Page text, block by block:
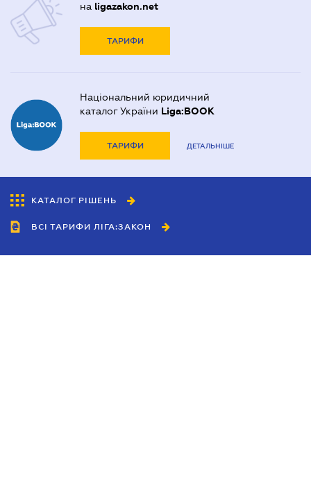
на ligazakon.net
ТАРИФИ
Національний юридичний
каталог України Liga:BOOK
ТАРИФИ ДЕТАЛЬНІШЕ
КАТАЛОГ РІШЕНЬ
ВСІ ТАРИФИ ЛІГА:ЗАКОН